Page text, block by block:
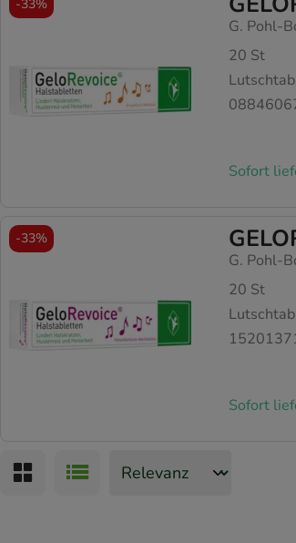
G. Pohl-
20 St
Sofort
-33%
G. Pohl-
20 St
Sofort
-33%